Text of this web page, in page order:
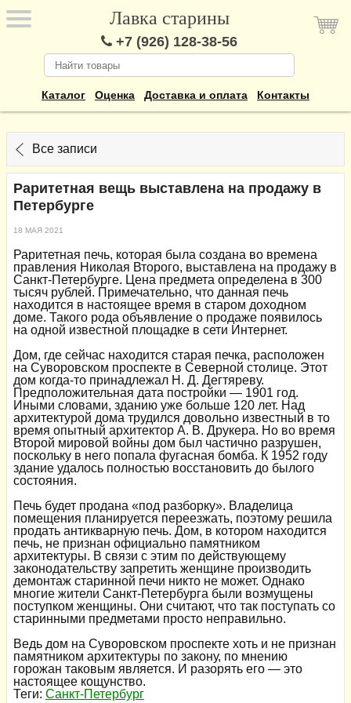
Лавка старины
+7 (926) 128-38-56
Каталог Оценка Доставка и оплата Контакты
Все записи
Раритетная вещь выставлена на продажу в
Петербурге
18 МАЯ 2021
Раритетная печь, которая была создана во времена
правления Николая Второго, выставлена на продажу в
Санкт-Петербурге. Цена предмета определена в 300
тысяч рублей. Примечательно, что данная печь
находится в настоящее время в старом доходном
доме. Такого рода объявление о продаже появилось
на одной известной площадке в сети Интернет.
Дом, где сейчас находится старая печка, расположен
на Суворовском проспекте в Северной столице. Этот
дом когда-то принадлежал Н. Д. Дегтяреву.
Предположительная дата постройки — 1901 год.
Иными словами, зданию уже больше 120 лет. Над
архитектурой дома трудился довольно известный в то
время опытный архитектор А. В. Друкера. Но во время
Второй мировой войны дом был частично разрушен,
поскольку в него попала фугасная бомба. К 1952 году
здание удалось полностью восстановить до былого
состояния.
Печь будет продана «под разборку». Владелица
помещения планируется переезжать, поэтому решила
продать антикварную печь. Дом, в котором находится
печь, не признан официально памятником
архитектуры. В связи с этим по действующему
законодательству запретить женщине производить
демонтаж старинной печи никто не может. Однако
многие жители Санкт-Петербурга были возмущены
поступком женщины. Они считают, что так поступать со
старинными предметами просто неправильно.
Ведь дом на Суворовском проспекте хоть и не признан
памятником архитектуры по закону, по мнению
горожан таковым является. И разорять его — это
настоящее кощунство.
Теги: Санкт-Петербург